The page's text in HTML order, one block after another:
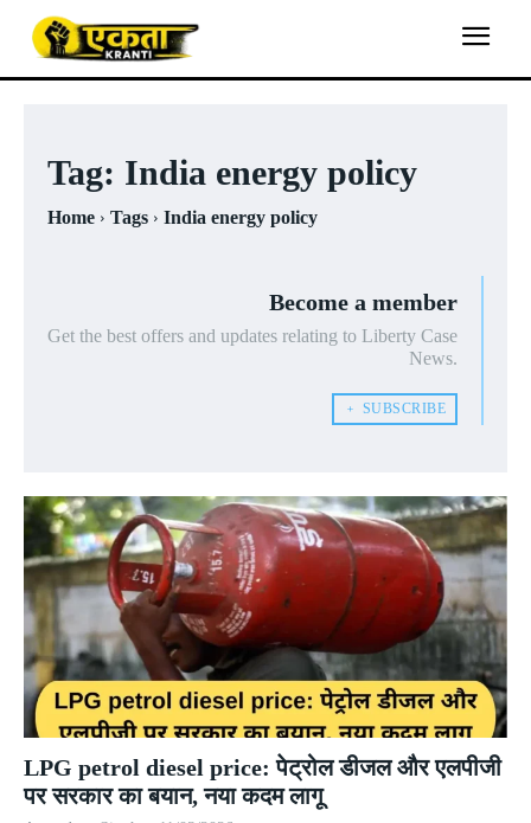
Tag: India energy policy
Home Tags India energy policy
Become a member
Get the best offers and updates relating to Liberty Case
News.
﹢ SUBSCRIBE
LPG petrol diesel price: पेट्रोल डीजल और एलपीजी
पर सरकार का बयान, नया कदम लागू